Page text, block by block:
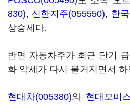
830), 신한지주(055550), 한
상승세다.
반면 자동차주가 최근 단기
화 약세가 다시 불거지면서
현대차(005380)와 현대모비